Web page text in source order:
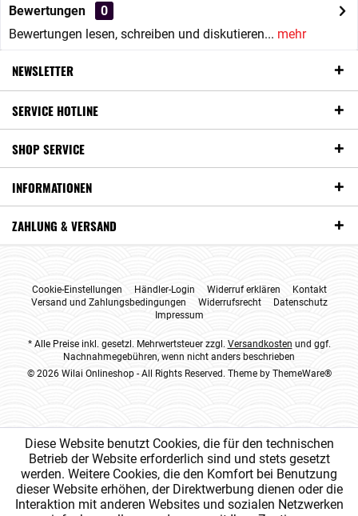
Bewertungen
0
Bewertungen lesen, schreiben und diskutieren... mehr
NEWSLETTER
SERVICE HOTLINE
SHOP SERVICE
INFORMATIONEN
ZAHLUNG & VERSAND
Cookie-Einstellungen Händler-Login Widerruf erklären
Kontakt
Versand und Zahlungsbedingungen
Widerrufsrecht
Datenschutz
Impressum
* Alle Preise inkl. gesetzl. Mehrwertsteuer zzgl. Versandkosten und ggf.
Nachnahmegebühren, wenn nicht anders beschrieben
© 2026 Wilai Onlineshop - All Rights Reserved. Theme by ThemeWare®
Diese Website benutzt Cookies, die für den technischen
Betrieb der Website erforderlich sind und stets gesetzt
werden. Weitere Cookies, die den Komfort bei Benutzung
dieser Website erhöhen, der Direktwerbung dienen oder die
Interaktion mit anderen Websites und sozialen Netzwerken